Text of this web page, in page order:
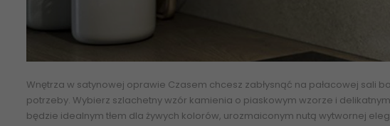
Wnętrza w satynowej oprawie Czasem chcesz zabłysnąć na pałacowej sali
potrzeby. Wybierz szlachetny wzór kamienia o piaskowym wzorze i
będzie idealnym tłem dla żywych kolorów, urozmaiconym nutą wytwornej